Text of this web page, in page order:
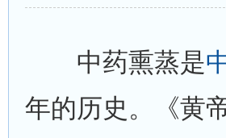
中药熏蒸是
年的历史。《黄